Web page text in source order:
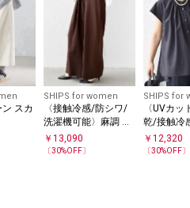
スカ
SHIPS for women
〈接触冷感/防シワ/
洗濯機可能〉麻調 ウ
エスト リボン インタ
ック イージー パンツ
￥ 13,090
〔30%OFF〕
SHIPS for
〈UVカ
乾/接触冷
ワ〉ハン
ムライン
￥12,320
〔30%OFF〕